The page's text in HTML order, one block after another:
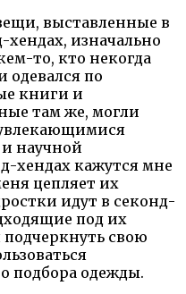
выставленные в
изначально
то, кто некогда
одевался по
книги и
там же, могли
научной
хендах кажутся мне
цепляет их
идут в секонд-
под их
свою
подбора одежды.